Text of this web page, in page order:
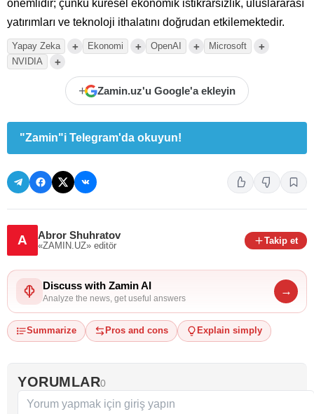
önemlidir; çünkü küresel ekonomik istikrarsızlık, uluslararası
yatırımları ve teknoloji ithalatını doğrudan etkilemektedir.
Yapay Zeka + Ekonomi + OpenAI + Microsoft +
NVIDIA +
+ Zamin.uz'u Google'a ekleyin
"Zamin"i Telegram'da okuyun!
A Abror Shuhratov
«ZAMIN.UZ» editör
Takip et
Discuss with Zamin AI
Analyze the news, get useful answers
→
Summarize Pros and cons Explain simply
YORUMLAR0